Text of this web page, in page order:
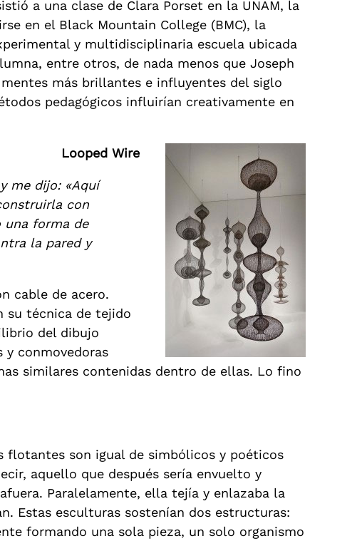
a una clase de Clara Porset en la UNAM, la
en el Black Mountain College (BMC), la
y multidisciplinaria escuela ubicada
entre otros, de nada menos que Joseph
más brillantes e influyentes del siglo
pedagógicos influirían creativamente en
Looped Wire
me dijo: «Aquí
con
una forma de
la pared y
cable de acero.
su técnica de tejido
del dibujo
y conmovedoras
similares contenidas dentro de ellas. Lo fino
flotantes son igual de simbólicos y poéticos
aquello que después sería envuelto y
Paralelamente, ella tejía y enlazaba la
Estas esculturas sostenían dos estructuras:
formando una sola pieza, un solo organismo